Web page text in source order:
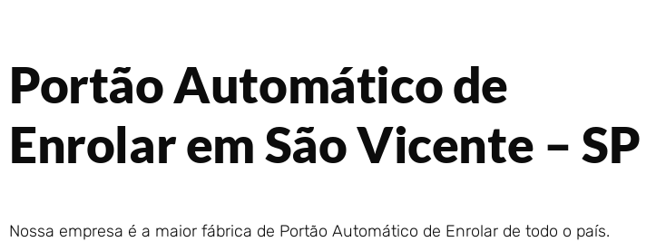
Portão Automático de
Enrolar em São Vicente – SP
Nossa empresa é a maior fábrica de Portão Automático de Enrolar de todo o país.